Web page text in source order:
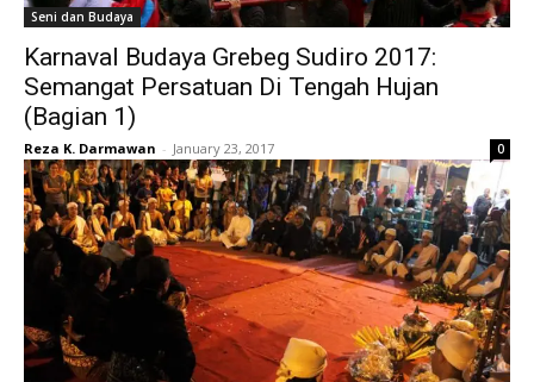
Seni dan Budaya
Karnaval Budaya Grebeg Sudiro 2017:
Semangat Persatuan Di Tengah Hujan
(Bagian 1)
Reza K. Darmawan - January 23, 2017 0